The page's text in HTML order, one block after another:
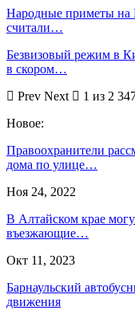
Народные приметы
считали…
Безвизовый режим в
в скором…
Prev Next
1 из 2
Новое:
Правоохранители
дома по улице…
Ноя 24, 2022
В Алтайском крае
въезжающие…
Окт 11, 2023
Барнаульский
движения